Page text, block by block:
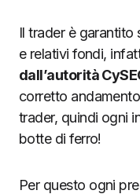
Il trader è garantito
e relativi fondi,
dall’autorità
corretto
trader, quindi ogni
botte di ferro!
Per questo ogni